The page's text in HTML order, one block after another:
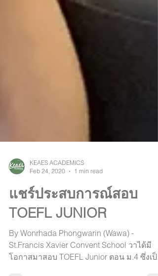
Feb 24, 2020
แชร์ประสบการณ์สอบ
TOEFL JUNIOR
By Wonrhada Phongwarin (Wawa) -
St.Francis Xavier Convent School วาได้มี